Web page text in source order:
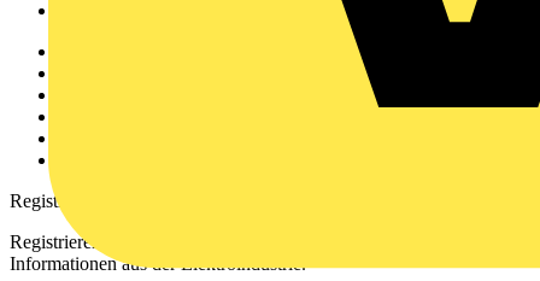
Registrierung
Registrieren Sie sich kostenlos und erhalten Sie stets aktuelle
Informationen aus der Elektroindustrie.